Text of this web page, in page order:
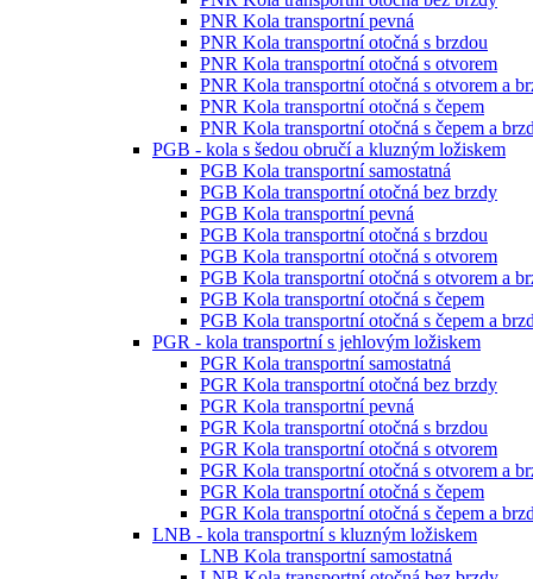
PNR Kola transportní pevná
PNR Kola transportní otočná s brzdou
PNR Kola transportní otočná s otvorem
PNR Kola transportní otočná s otvorem a
PNR Kola transportní otočná s čepem
PNR Kola transportní otočná s čepem a
PGB - kola s šedou obručí a kluzným ložiskem
PGB Kola transportní samostatná
PGB Kola transportní otočná bez brzdy
PGB Kola transportní pevná
PGB Kola transportní otočná s brzdou
PGB Kola transportní otočná s otvorem
PGB Kola transportní otočná s otvorem a
PGB Kola transportní otočná s čepem
PGB Kola transportní otočná s čepem a
PGR - kola transportní s jehlovým ložiskem
PGR Kola transportní samostatná
PGR Kola transportní otočná bez brzdy
PGR Kola transportní pevná
PGR Kola transportní otočná s brzdou
PGR Kola transportní otočná s otvorem
PGR Kola transportní otočná s otvorem a
PGR Kola transportní otočná s čepem
PGR Kola transportní otočná s čepem a
LNB - kola transportní s kluzným ložiskem
LNB Kola transportní samostatná